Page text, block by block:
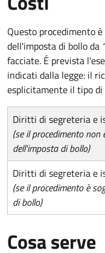
Questo procedimento
dell'imposta di bollo
facciate. É prevista
indicati dalla legge: il
esplicitamente il tipo
Diritti di segreteria e
(se il procedimento
dell'imposta di bollo)
Diritti di segreteria e
(se il procedimento è
di bollo)
Cosa serve